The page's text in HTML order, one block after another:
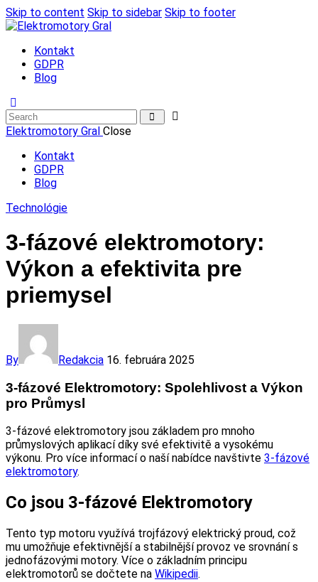
Skip to content Skip to sidebar Skip to footer
Kontakt
GDPR
Blog
Elektromotory Gral Close
Kontakt
GDPR
Blog
Technológie
3-fázové elektromotory:
Výkon a efektivita pre
priemysel
By Redakcia 16. februára 2025
3-fázové Elektromotory: Spolehlivost a Výkon
pro Průmysl
3-fázové elektromotory jsou základem pro mnoho
průmyslových aplikací díky své efektivitě a vysokému
výkonu. Pro více informací o naší nabídce navštivte 3-fázové
elektromotory.
Co jsou 3-fázové Elektromotory
Tento typ motoru využívá trojfázový elektrický proud, což
mu umožňuje efektivnější a stabilnější provoz ve srovnání s
jednofázovými motory. Více o základním principu
elektromotorů se dočtete na Wikipedii.